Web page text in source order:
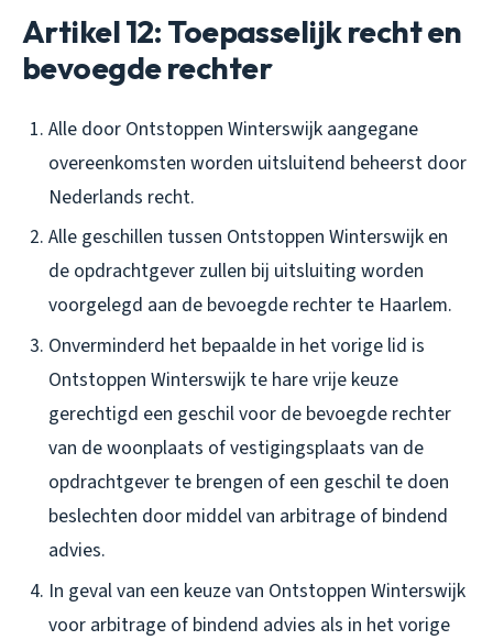
Artikel 12: Toepasselijk recht en
bevoegde rechter
Alle door Ontstoppen Winterswijk aangegane
overeenkomsten worden uitsluitend beheerst door
Nederlands recht.
Alle geschillen tussen Ontstoppen Winterswijk en
de opdrachtgever zullen bij uitsluiting worden
voorgelegd aan de bevoegde rechter te Haarlem.
Onverminderd het bepaalde in het vorige lid is
Ontstoppen Winterswijk te hare vrije keuze
gerechtigd een geschil voor de bevoegde rechter
van de woonplaats of vestigingsplaats van de
opdrachtgever te brengen of een geschil te doen
beslechten door middel van arbitrage of bindend
advies.
In geval van een keuze van Ontstoppen Winterswijk
voor arbitrage of bindend advies als in het vorige